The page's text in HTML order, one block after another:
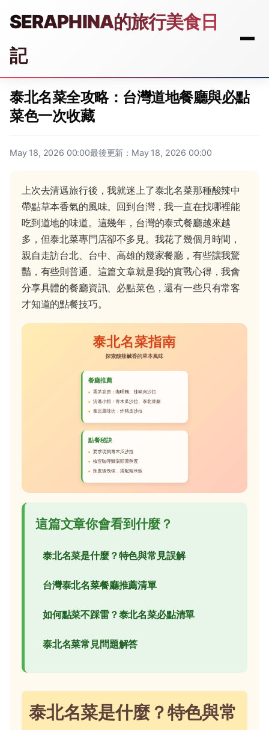
SERAPHINA的旅行美食日
記
泰北名菜全攻略：台灣道地餐廳與必點
菜色一次收藏
May 18, 2026 00:00最後更新：May 18, 2026 00:00
上次去清邁旅行後，我就迷上了泰北名菜那種酸辣中
帶點草本香氣的風味。回到台灣，我一直在找哪裡能
吃到道地的味道。這幾年，台灣的泰式餐廳越來越
多，但泰北菜專門店卻不多見。我花了幾個月時間，
親自走訪台北、台中、高雄的幾家餐廳，有些讓我驚
豔，有些則普通。這篇文章就是我的實戰心得，我會
分享具體的餐廳資訊、必點菜色，還有一些只有常客
才知道的點餐技巧。
這篇文章你會看到什麼？
泰北名菜是什麼？特色與常見誤解
台灣泰北名菜餐廳推薦清單
如何點菜不踩雷？泰北名菜必點清單
泰北名菜常見問題解答
泰北名菜是什麼？特色與常